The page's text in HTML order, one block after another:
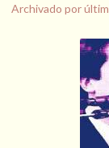
Archivado por